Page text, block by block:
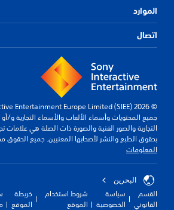
الموارد
اتصال
© 2026 Sony Interactive Entertainment Europe Limited (SIEE)
جميع المحتويات وأسماء الألعاب والأسماء التجارية و/أو
التجارية والصور الفنية والصورة ذات الصلة هي علامات
بحقوق الطبع والنشر لأصحابها المعنيين. جميع الحقوق
المعلومات
البحرين
القسم
القانوني
سياسة
الخصوصية
شروط استخدام
الموقع
خريطة
الموقع